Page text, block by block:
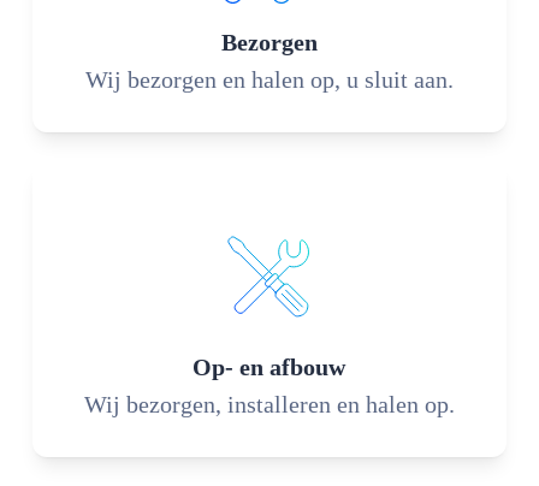
Bezorgen
Wij bezorgen en halen op, u sluit aan.
Op- en afbouw
Wij bezorgen, installeren en halen op.